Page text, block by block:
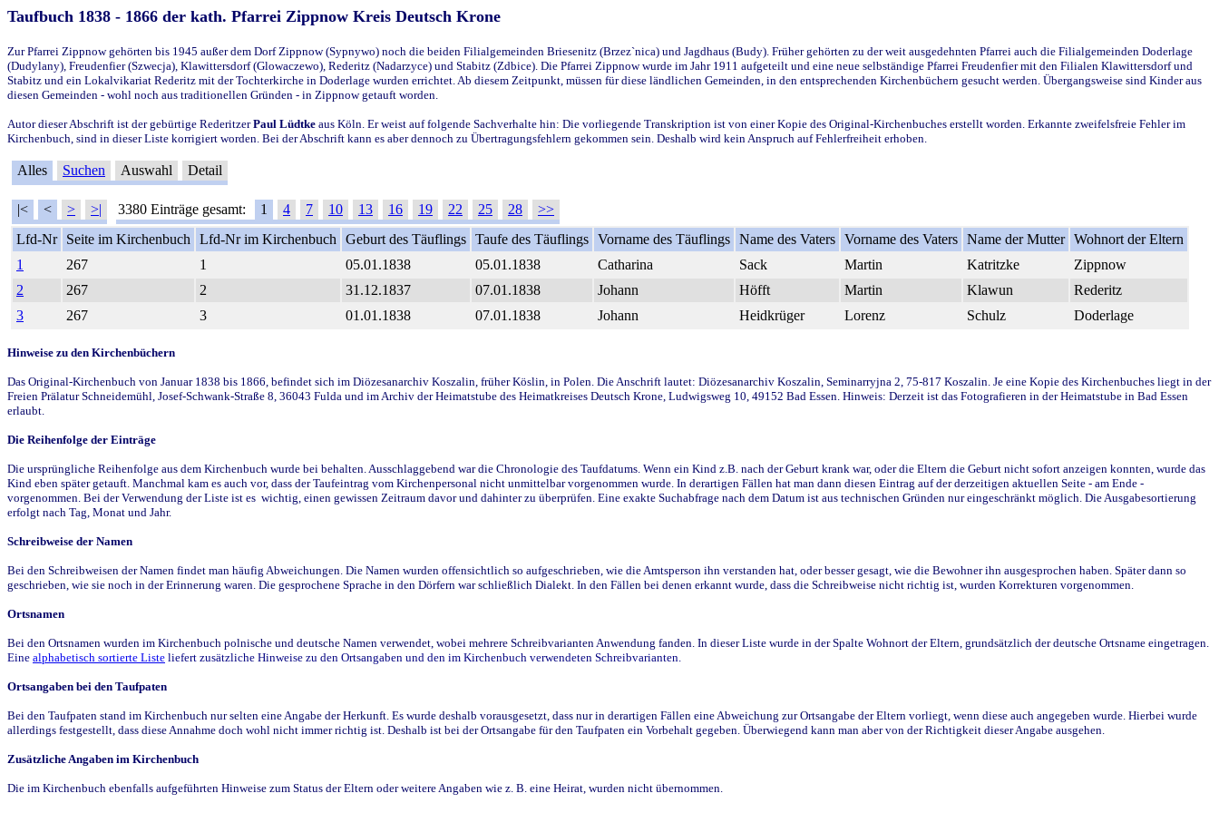
Taufbuch 1838 - 1866 der kath. Pfarrei Zippnow Kreis Deutsch Krone
Zur Pfarrei Zippnow gehörten bis 1945 außer dem Dorf Zippnow (Sypnywo) noch die beiden Filialgemeinden Briesenitz (Brzez`nica) und Jagdhaus (Budy). Früher gehörten zu der weit ausgedehnten Pfarrei auch die Filialgemeinden Doderlage
(Dudylany), Freudenfier (Szwecja), Klawittersdorf (Glowaczewo), Rederitz (Nadarzyce) und Stabitz (Zdbice). Die Pfarrei Zippnow wurde im Jahr 1911 aufgeteilt und eine neue selbständige Pfarrei Freudenfier mit den Filialen Klawittersdorf und
Stabitz und ein Lokalvikariat Rederitz mit der Tochterkirche in Doderlage wurden errichtet. Ab diesem Zeitpunkt, müssen für diese ländlichen Gemeinden, in den entsprechenden Kirchenbüchern gesucht werden. Übergangsweise sind Kinder aus
diesen Gemeinden - wohl noch aus traditionellen Gründen - in Zippnow getauft worden.
Autor dieser Abschrift ist der gebürtige RederitzerPaul Lüdtke aus Köln. Er weist auf folgende Sachverhalte hin: Die vorliegende Transkription ist von einer Kopie des Original-Kirchenbuches erstellt worden. Erkannte zweifelsfreie Fehler im
Kirchenbuch, sind in dieser Liste korrigiert worden. Bei der Abschrift kann es aber dennoch zu Übertragungsfehlern gekommen sein. Deshalb wird kein Anspruch auf Fehlerfreiheit erhoben.
Alles Suchen Auswahl Detail
|< < > >| 3380 Einträge gesamt: 1 4 7 10 13 16 19 22 25 28
>>
Lfd-Nr
Seite im Kirchenbuch Lfd-Nr im Kirchenbuch Geburt des Täuflings Taufe des Täuflings Vorname des Täuflings Name des Vaters Vorname des Vaters Name der Mutter Wohnort der Eltern
1
267 1 05.01.1838 05.01.1838 Catharina Sack Martin Katritzke
Zippnow
2
267 2 31.12.1837 07.01.1838 Johann Höfft Martin Klawun
Rederitz
3
267 3 01.01.1838 07.01.1838 Johann Heidkrüger Lorenz Schulz Doderlage
Hinweise zu den Kirchenbüchern
Das Original-Kirchenbuch von Januar 1838 bis 1866, befindet sich im Diözesanarchiv Koszalin, früher Köslin, in Polen. Die Anschrift lautet: Diözesanarchiv Koszalin, Seminarryjna 2, 75-817 Koszalin. Je eine Kopie des Kirchenbuches liegt in der
Freien Prälatur Schneidemühl, Josef-Schwank-Straße 8, 36043 Fulda und im Archiv der Heimatstube des Heimatkreises Deutsch Krone, Ludwigsweg 10, 49152 Bad Essen. Hinweis: Derzeit ist das Fotografieren in der Heimatstube in Bad Essen
erlaubt.
Die Reihenfolge der Einträge
Die ursprüngliche Reihenfolge aus dem Kirchenbuch wurde bei behalten. Ausschlaggebend war die Chronologie des Taufdatums. Wenn ein Kind z.B. nach der Geburt krank war, oder die Eltern die Geburt nicht sofort anzeigen konnten, wurde das
Kind eben später getauft. Manchmal kam es auch vor, dass der Taufeintrag vom Kirchenpersonal nicht unmittelbar vorgenommen wurde. In derartigen Fällen hat man dann diesen Eintrag auf der derzeitigen aktuellen Seite - am Ende -
vorgenommen. Bei der Verwendung der Liste ist es wichtig, einen gewissen Zeitraum davor und dahinter zu überprüfen. Eine exakte Suchabfrage nach dem Datum ist aus technischen Gründen nur eingeschränkt möglich. Die Ausgabesortierung
erfolgt nach Tag, Monat und Jahr.
Schreibweise der Namen
Bei den Schreibweisen der Namen findet man häufig Abweichungen. Die Namen wurden offensichtlich so aufgeschrieben, wie die Amtsperson ihn verstanden hat, oder besser gesagt, wie die Bewohner ihn ausgesprochen haben. Später dann so
geschrieben, wie sie noch in der Erinnerung waren. Die gesprochene Sprache in den Dörfern war schließlich Dialekt. In den Fällen bei denen erkannt wurde, dass die Schreibweise nicht richtig ist, wurden Korrekturen vorgenommen.
Ortsnamen
Bei den Ortsnamen wurden im Kirchenbuch polnische und deutsche Namen verwendet, wobei mehrere Schreibvarianten Anwendung fanden. In dieser Liste wurde in der Spalte Wohnort der Eltern, grundsätzlich der deutsche Ortsname eingetragen.
Eine alphabetisch sortierte Liste liefert zusätzliche Hinweise zu den Ortsangaben und den im Kirchenbuch verwendeten Schreibvarianten.
Ortsangaben bei den Taufpaten
Bei den Taufpaten stand im Kirchenbuch nur selten eine Angabe der Herkunft. Es wurde deshalb vorausgesetzt, dass nur in derartigen Fällen eine Abweichung zur Ortsangabe der Eltern vorliegt, wenn diese auch angegeben wurde. Hierbei wurde
allerdings festgestellt, dass diese Annahme doch wohl nicht immer richtig ist. Deshalb ist bei der Ortsangabe für den Taufpaten ein Vorbehalt gegeben. Überwiegend kann man aber von der Richtigkeit dieser Angabe ausgehen.
Zusätzliche Angaben im Kirchenbuch
Die im Kirchenbuch ebenfalls aufgeführten Hinweise zum Status der Eltern oder weitere Angaben wie z. B. eine Heirat, wurden nicht übernommen.